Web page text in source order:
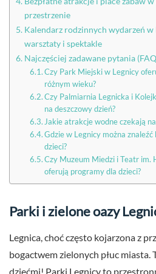
przestrzenie
Kalendarz rodzinnych wydarzeń w
warsztaty i spektakle
Najczęściej zadawane pytania
Czy Park Miejski w Legnicy
różnym wieku?
Czy Palmiarnia Legnicka i
na deszczowy dzień?
Jakie atrakcje wodne czekają
Gdzie w Legnicy można
dzieci?
Czy Muzeum Miedzi i Teatr im.
oferują programy dla dzieci?
Parki i zielone oazy
Legnica, choć często kojarzona z
bogactwem zielonych płuc miasta.
dziećmi! Parki Legnicy to